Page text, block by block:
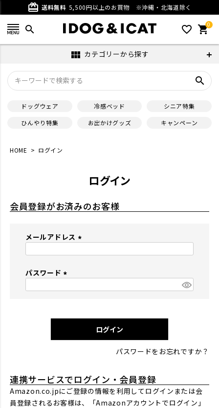
card_giftcard 送料無料 5,500円以上のお買物 ※沖縄・北海道除く
search favorite_outline 0
shopping_cart
view_module カテゴリーから探す
search
ドッグウェア 冷感ベッド
シニア特集
ひんやり特集
お出かけグッズ キャンペーン
HOME ログイン
ログイン
会員登録がお済みのお客様
メールアドレス
パスワード
)
ログイン
パスワードをお忘れですか？
連携サービスでログイン・会員登録
Amazon.co.jpにご登録の情報を利用してログインまたは会
員登録されるお客様は、「Amazonアカウントでログイン」